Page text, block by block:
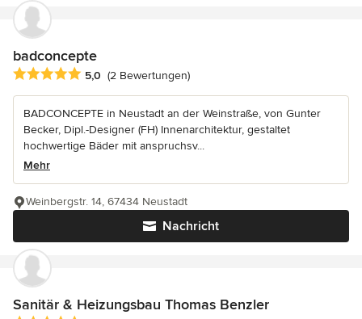
badconcepte
Durchschnittliche Bewertung: 5 von 5 Sternen
5,0 (2 Bewertungen)
BADCONCEPTE in Neustadt an der Weinstraße, von Gunter
Becker, Dipl.-Designer (FH) Innenarchitektur, gestaltet
hochwertige Bäder mit anspruchsv...
Mehr
Nachricht
Weinbergstr. 14, 67434 Neustadt
Sanitär & Heizungsbau Thomas Benzler